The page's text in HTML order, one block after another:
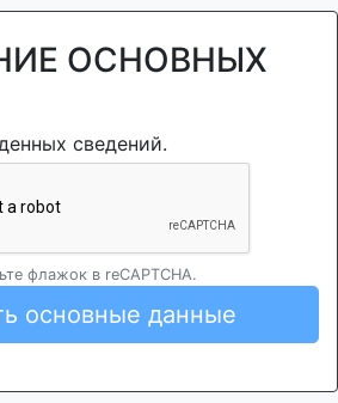
ОСНОВНЫХ
сведений.
флажок в reCAPTCHA.
основные данные